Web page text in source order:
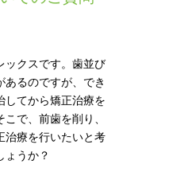
ックスです。歯並び
あるのですが、でき
してから矯正治療を
で、前歯を削り、
治療を行いたいと考
ょうか？